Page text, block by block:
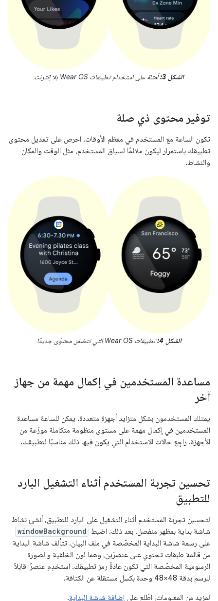
الشكل 3: أمثلة على استخدام تطبيقات Wear OS بلا إنترنت
توفير محتوى ذي صلة
تكون الساعة مع المستخدم في معظم الأوقات. احرص على تعديل محتوى
تطبيقك باستمرار ليكون ملائمًا لسياق المستخدم، مثل الوقت والمكان
والنشاط.
الشكل 4: تطبيقات Wear OS التي تتضمّن محتوًى جديدًا
مساعدة المستخدمين في إكمال مهمة من جهاز
آخر
يمتلك المستخدمون بشكل متزايد أجهزة متعددة. يمكن للساعة مساعدة
المستخدمين في إكمال مهمة على مستوى منظومة متكاملة موزّعة من
الأجهزة. راجِع حالات الاستخدام التي يكون فيها ذلك مناسبًا لتطبيقك.
تحسين تجربة المستخدم أثناء التشغيل البارد
للتطبيق
لتحسين تجربة المستخدم أثناء التشغيل على البارد للتطبيق، أنشئ نشاط
شاشة بداية بمظهر منفصل. بعد ذلك، اضبط windowBackground
على رسمة شاشة البداية المخصّصة في ملف البيان. تتألف شاشة البداية
من قائمة طبقات تحتوي على عنصرَين، وهما لون الخلفية والصورة
الرسومية المخصّصة التي تكون عادةً رمز تطبيقك. استخدِم عنصرًا قابلاً
للرسم بدقة 48×48 وحدة بكسل مستقلة عن الكثافة.
لمزيد من المعلومات، اطّلِع على إضافة شاشة البداية.